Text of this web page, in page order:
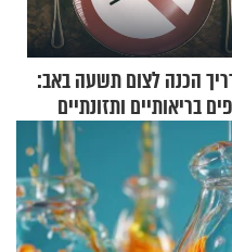
הכנה לצום תשעה באב:
בריאותיים ותזונתיים
על הגוף